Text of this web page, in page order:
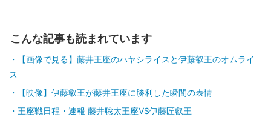
こんな記事も読まれています
【画像で見る】藤井王座のハヤシライスと伊藤叡王のオムライ
ス
【映像】伊藤叡王が藤井王座に勝利した瞬間の表情
王座戦日程・速報 藤井聡太王座VS伊藤匠叡王